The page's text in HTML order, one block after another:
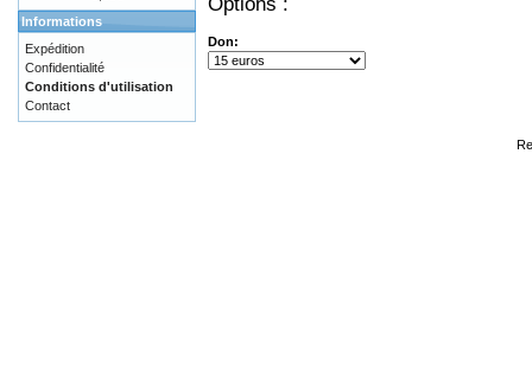
Don:
Informations
Expédition
Confidentialité
Conditions d'utilisation
Contact